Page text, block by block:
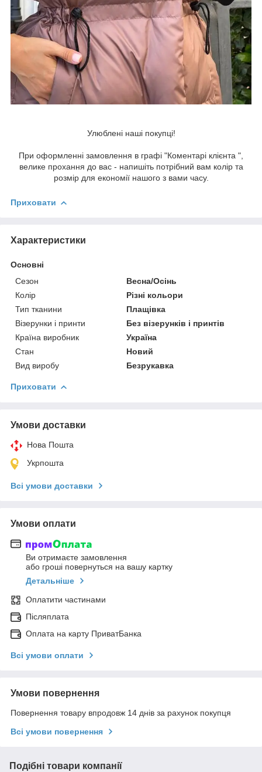
Улюблені наші покупці!
При оформленні замовлення в графі "Коментарі клієнта ",
велике прохання до вас - напишіть потрібний вам колір та
розмір для економії нашого з вами часу.
Приховати
Характеристики
Основні
Сезон
Весна/Осінь
Колір
Різні кольори
Тип тканини
Плащівка
Візерунки і принти
Без візерунків і принтів
Країна виробник
Україна
Стан
Новий
Вид виробу
Безрукавка
Приховати
Умови доставки
Нова Пошта
Укрпошта
Всі умови доставки
Умови оплати
Ви отримаєте замовлення
або гроші повернуться на вашу картку
Детальніше
Оплатити частинами
Післяплата
Оплата на карту ПриватБанка
Всі умови оплати
Умови повернення
Повернення товару впродовж 14 днів за рахунок покупця
Всі умови повернення
Подібні товари компанії